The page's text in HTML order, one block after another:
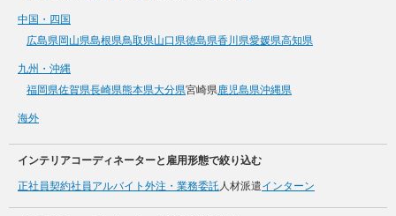
中国・四国
広島県岡山県島根県鳥取県山口県徳島県香川県愛媛県高知県
九州・沖縄
福岡県佐賀県長崎県熊本県大分県宮崎県鹿児島県沖縄県
海外
インテリアコーディネーターと雇用形態で絞り込む
正社員契約社員アルバイト 外注・業務委託人材派遣インターン